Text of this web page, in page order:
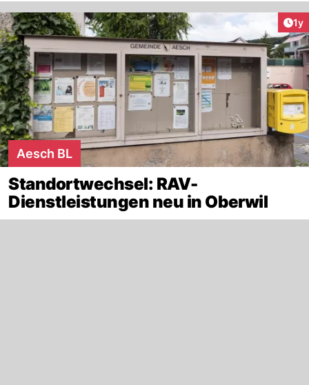
1y
Aesch BL
Standortwechsel: RAV-
Dienstleistungen neu in Oberwil